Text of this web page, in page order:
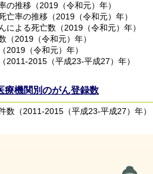
の推移（2019（令和元）年）
亡率の推移（2019（令和元）年）
による死亡数（2019（令和元）年）
（2019（令和元）年）
2019（令和元）年）
2011-2015（平成23-平成27）年）
療機関別のがん登録数
数（2011-2015（平成23-平成27）年）